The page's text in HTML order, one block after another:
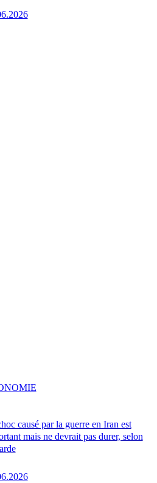
causé par la guerre en Iran est
mais ne devrait pas durer, selon